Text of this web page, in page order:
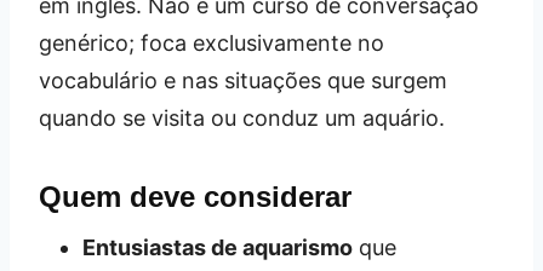
em inglês. Não é um curso de conversação
genérico; foca exclusivamente no
vocabulário e nas situações que surgem
quando se visita ou conduz um aquário.
Quem deve considerar
Entusiastas de aquarismo que